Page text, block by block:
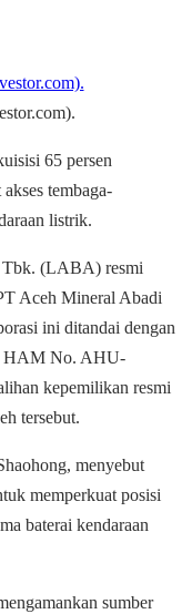
65 persen
tembaga-
listrik.
Tbk. (LABA) resmi
Aceh Mineral Abadi
ini ditandai dengan
HAM No. AHU-
kepemilikan resmi
tersebut.
menyebut
memperkuat posisi
baterai kendaraan
sumber